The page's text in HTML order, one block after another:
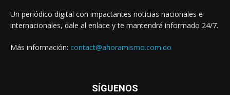
Un periódico digital con impactantes noticias nacionales e
internacionales, dale al enlace y te mantendrá informado 24/7.
Más información: contact@ahoramismo.com.do
SÍGUENOS